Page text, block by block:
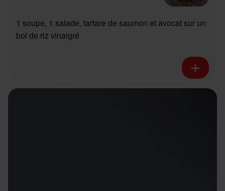
1 soupe, 1 salade, tartare de saumon et avocat sur un
bol de riz vinaigré